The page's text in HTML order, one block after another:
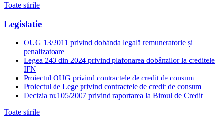
Toate stirile
Legislatie
OUG 13/2011 privind dobânda legală remuneratorie și
penalizatoare
Legea 243 din 2024 privind plafonarea dobânzilor la creditele
IFN
Proiectul OUG privind contractele de credit de consum
Proiectul de Lege privind contractele de credit de consum
Decizia nr.105/2007 privind raportarea la Biroul de Credit
Toate stirile